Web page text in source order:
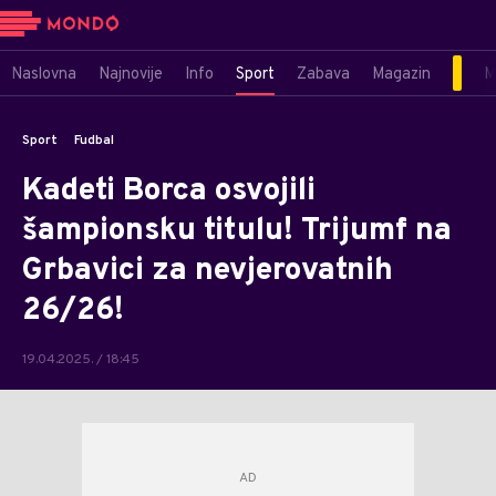
Naslovna Najnovije Info Sport Zabava Magazin
Sport Fudbal
Kadeti Borca osvojili
šampionsku titulu! Trijumf na
Grbavici za nevjerovatnih
26/26!
19.04.2025. / 18:45